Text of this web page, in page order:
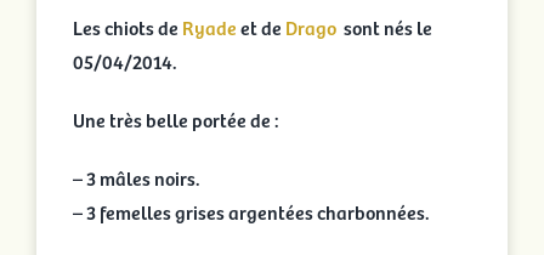
Les chiots de Ryadeet de Dragosont nés le
05/04/2014.
Une très belle portée de :
– 3 mâles noirs.
– 3 femelles grises argentées charbonnées.